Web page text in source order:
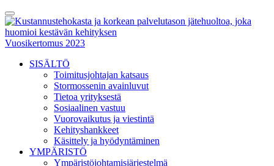
Skip
to
content
Toggle
Menu
Vuosikertomus 2023
SISÄLTÖ
Toimitusjohtajan katsaus
Stormossenin avainluvut
Tietoa yrityksestä
Sosiaalinen vastuu
Vuorovaikutus ja viestintä
Kehityshankkeet
Käsittely ja hyödyntäminen
YMPÄRISTÖ
Ympäristöjohtamisjärjestelmä